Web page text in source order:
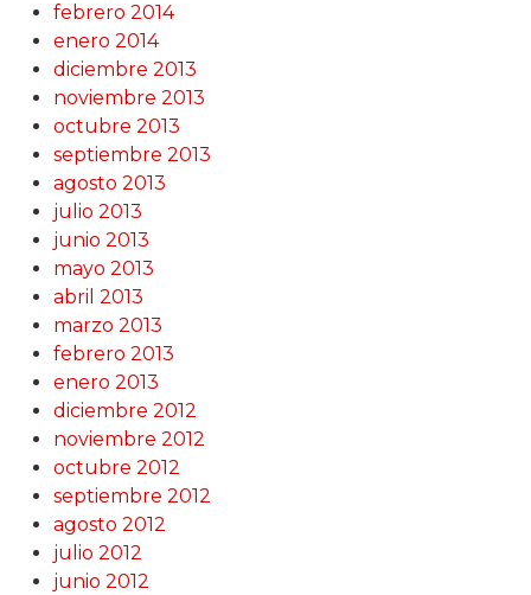
febrero 2014
enero 2014
diciembre 2013
noviembre 2013
octubre 2013
septiembre 2013
agosto 2013
julio 2013
junio 2013
mayo 2013
abril 2013
marzo 2013
febrero 2013
enero 2013
diciembre 2012
noviembre 2012
octubre 2012
septiembre 2012
agosto 2012
julio 2012
junio 2012